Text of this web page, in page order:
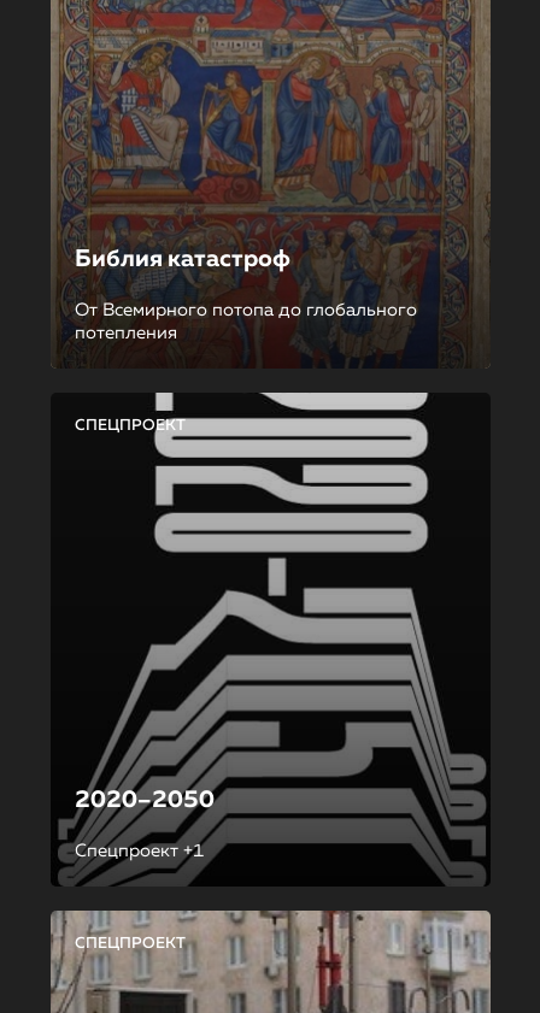
Библия катастроф
От Всемирного потопа до глобального
потепления
СПЕЦПРОЕКТ
2020–2050
Спецпроект +1
СПЕЦПРОЕКТ